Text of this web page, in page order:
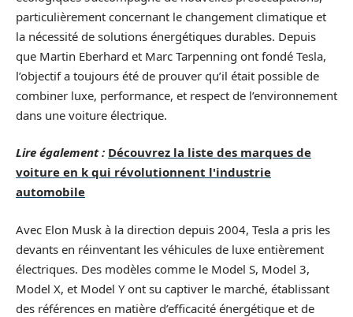
particulièrement concernant le changement climatique et
la nécessité de solutions énergétiques durables. Depuis
que Martin Eberhard et Marc Tarpenning ont fondé Tesla,
l’objectif a toujours été de prouver qu’il était possible de
combiner luxe, performance, et respect de l’environnement
dans une voiture électrique.
Lire également : Découvrez la liste des marques de
voiture en k qui révolutionnent l'industrie
automobile
Avec Elon Musk à la direction depuis 2004, Tesla a pris les
devants en réinventant les véhicules de luxe entièrement
électriques. Des modèles comme le Model S, Model 3,
Model X, et Model Y ont su captiver le marché, établissant
des références en matière d’efficacité énergétique et de